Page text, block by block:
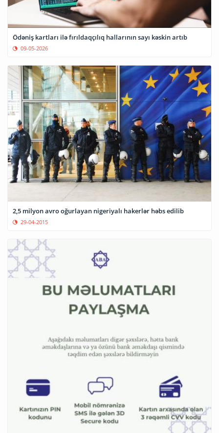
Ödəniş kartları ilə fırıldaqçılıq hallarının sayı kəskin artıb
09-05-2026
2,5 milyon avro oğurlayan nigeriyalı hakerlər həbs edilib
29-04-2015